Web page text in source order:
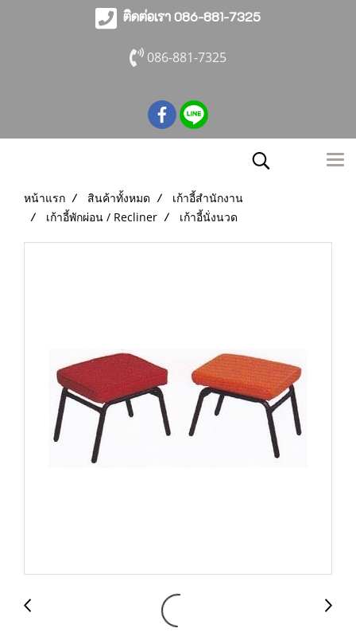
ติดต่อเรา 086-881-7325
086-881-7325
หน้าแรก สินค้าทั้งหมด
เก้าอี้สำนักงาน
เก้าอี้พักผ่อน / Recliner
เก้าอี้นั่งนวด